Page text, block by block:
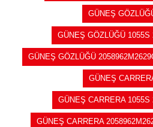
GÜNEŞ
GÜNEŞ GÖZLÜĞÜ 1055S
GÜNEŞ GÖZLÜĞÜ
GÜNEŞ
GÜNEŞ CARRERA 1055S
GÜNEŞ CARRERA